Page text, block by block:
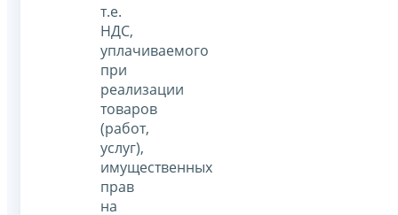
т.е.
НДС,
уплачиваемого
при
реализации
товаров
(работ,
услуг),
имущественных
прав
на